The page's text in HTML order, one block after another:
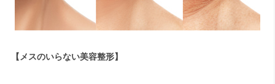
【メスのいらない美容整形】